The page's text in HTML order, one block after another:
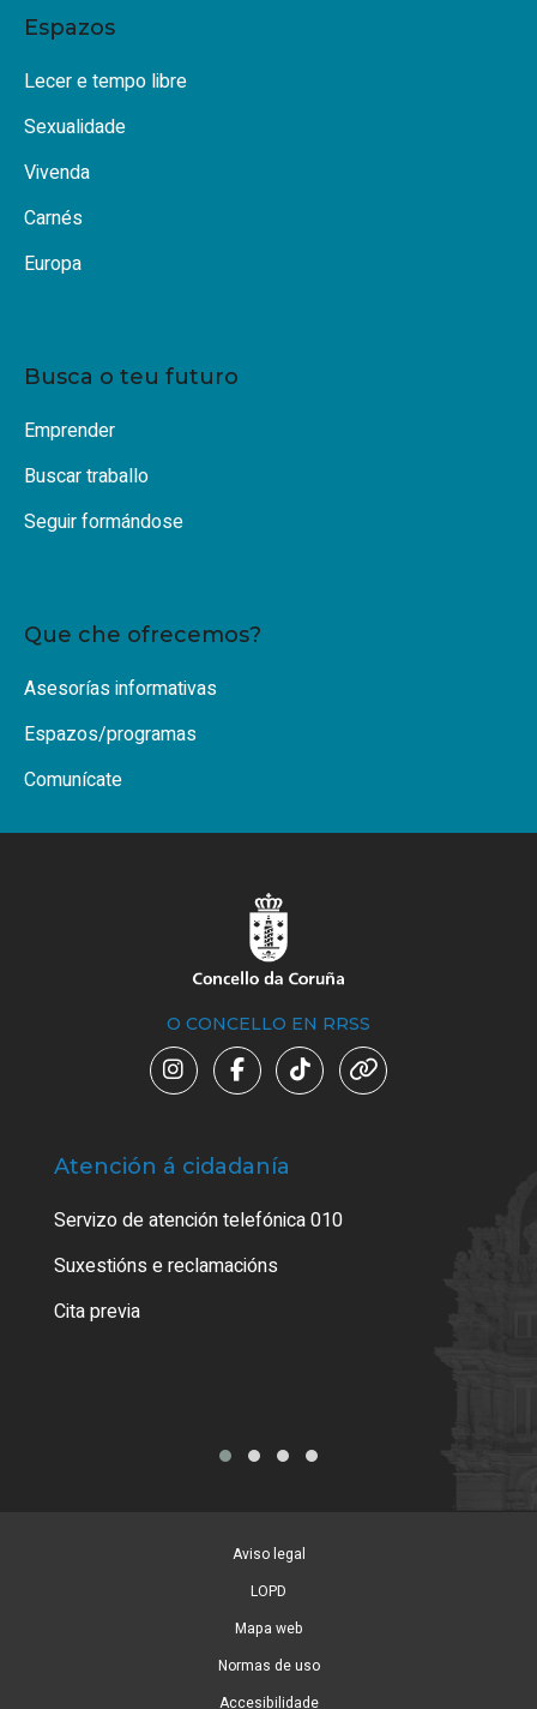
Espazos
Lecer e tempo libre
Sexualidade
Vivenda
Carnés
Europa
Busca o teu futuro
Emprender
Buscar traballo
Seguir formándose
Que che ofrecemos?
Asesorías informativas
Espazos/programas
Comunícate
O CONCELLO EN RRSS
Atención á cidadanía
Servizo de atención telefónica 010
Suxestións e reclamacións
Cita previa
Aviso legal
LOPD
Mapa web
Normas de uso
Accesibilidade